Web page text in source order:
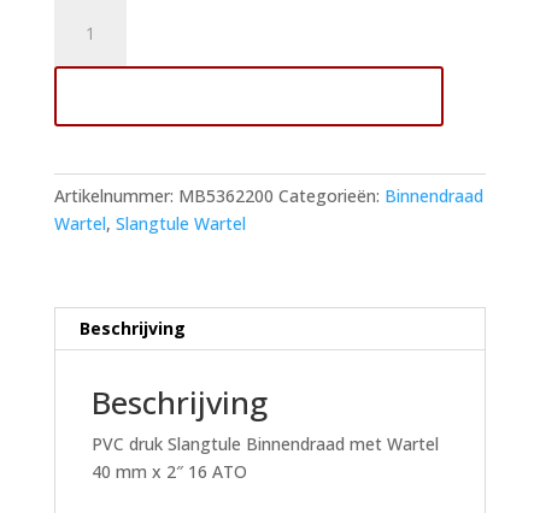
Slangtule
met
40
mm
x
aantal
Artikelnummer: MB5362200 Categorieën: Binnendraad
Wartel, Slangtule Wartel
Beschrijving
Beschrijving
PVC druk Slangtule Binnendraad met Wartel
40 mm x 2″ 16 ATO